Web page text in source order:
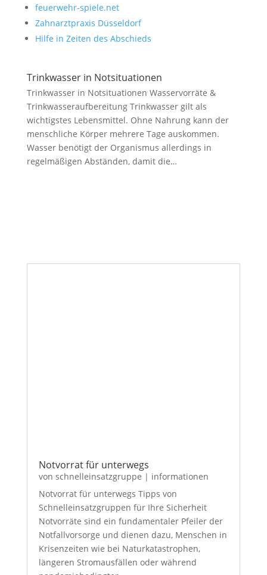
feuerwehr-spiele.net
Zahnarztpraxis Düsseldorf
Hilfe in Zeiten des Abschieds
Trinkwasser in Notsituationen
Trinkwasser in Notsituationen Wasservorräte &
Trinkwasseraufbereitung Trinkwasser gilt als
wichtigstes Lebensmittel. Ohne Nahrung kann der
menschliche Körper mehrere Tage auskommen.
Wasser benötigt der Organismus allerdings in
regelmäßigen Abständen, damit die…
Notvorrat für unterwegs
von schnelleinsatzgruppe | informationen
Notvorrat für unterwegs Tipps von
Schnelleinsatzgruppen für Ihre Sicherheit
Notvorräte sind ein fundamentaler Pfeiler der
Notfallvorsorge und dienen dazu, Menschen in
Krisenzeiten wie bei Naturkatastrophen,
längeren Stromausfällen oder während